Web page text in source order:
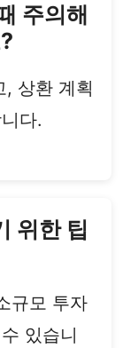
주의해
상환 계획
다.
위한 팁
규모 투자
있습니